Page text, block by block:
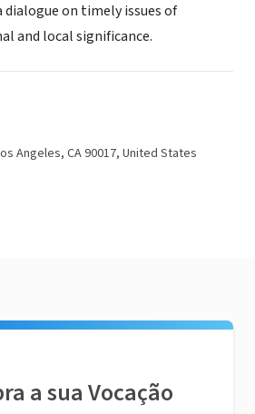
dialogue on timely issues of
and local significance.
Angeles, CA 90017, United States
a sua Vocação